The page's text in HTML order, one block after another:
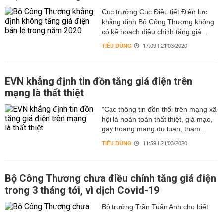
Cục trưởng Cục Điều tiết Điện lực
khẳng định Bộ Công Thương không
có kế hoạch điều chỉnh tăng giá...
TIÊU DÙNG 17:09 | 21/03/2020
EVN khẳng định tin đồn tăng giá điện trên
mạng là thất thiệt
"Các thông tin đồn thổi trên mạng xã
hội là hoàn toàn thất thiệt, giả mạo,
gây hoang mang dư luận, thậm...
TIÊU DÙNG 11:59 | 21/03/2020
Bộ Công Thương chưa điều chỉnh tăng giá điện
trong 3 tháng tới, vì dịch Covid-19
Bộ trưởng Trần Tuấn Anh cho biết